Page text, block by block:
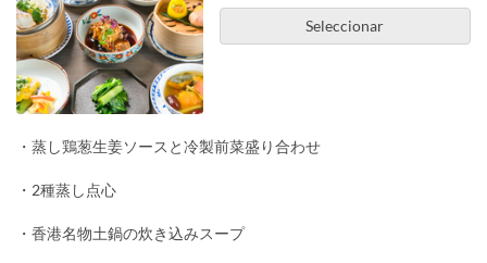
Seleccionar
・蒸し鶏葱生姜ソースと冷製前菜盛り合わせ
・2種蒸し点心
・香港名物土鍋の炊き込みスープ